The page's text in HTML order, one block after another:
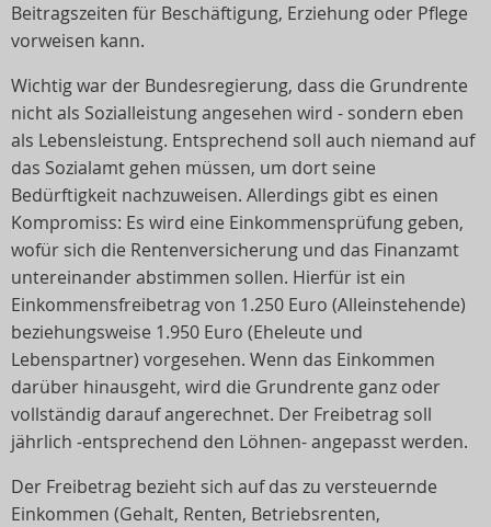
Beitragszeiten für Beschäftigung, Erziehung oder Pflege
vorweisen kann.
Wichtig war der Bundesregierung, dass die Grundrente
nicht als Sozialleistung angesehen wird - sondern eben
als Lebensleistung. Entsprechend soll auch niemand auf
das Sozialamt gehen müssen, um dort seine
Bedürftigkeit nachzuweisen. Allerdings gibt es einen
Kompromiss: Es wird eine Einkommensprüfung geben,
wofür sich die Rentenversicherung und das Finanzamt
untereinander abstimmen sollen. Hierfür ist ein
Einkommensfreibetrag von 1.250 Euro (Alleinstehende)
beziehungsweise 1.950 Euro (Eheleute und
Lebenspartner) vorgesehen. Wenn das Einkommen
darüber hinausgeht, wird die Grundrente ganz oder
vollständig darauf angerechnet. Der Freibetrag soll
jährlich -entsprechend den Löhnen- angepasst werden.
Der Freibetrag bezieht sich auf das zu versteuernde
Einkommen (Gehalt, Renten, Betriebsrenten,